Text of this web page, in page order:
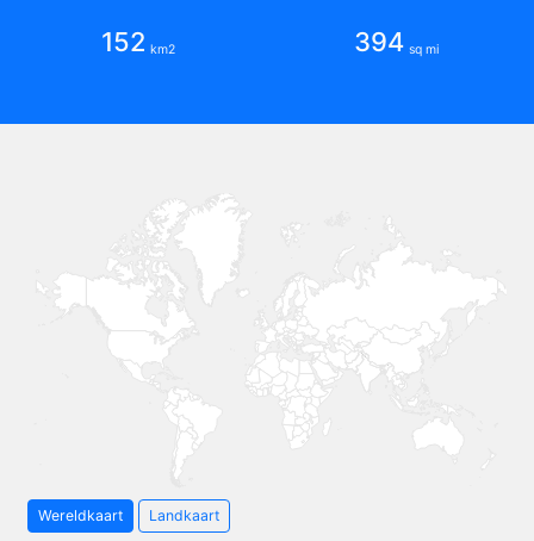
152 km2 394 sq mi
Wereldkaart Landkaart